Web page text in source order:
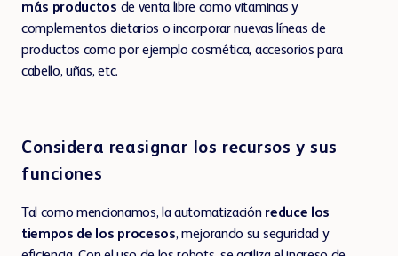
más productos de venta libre como vitaminas y
complementos dietarios o incorporar nuevas líneas de
productos como por ejemplo cosmética, accesorios para
cabello, uñas, etc.
Considera reasignar los recursos y sus
funciones
Tal como mencionamos, la automatización reduce los
tiempos de los procesos, mejorando su seguridad y